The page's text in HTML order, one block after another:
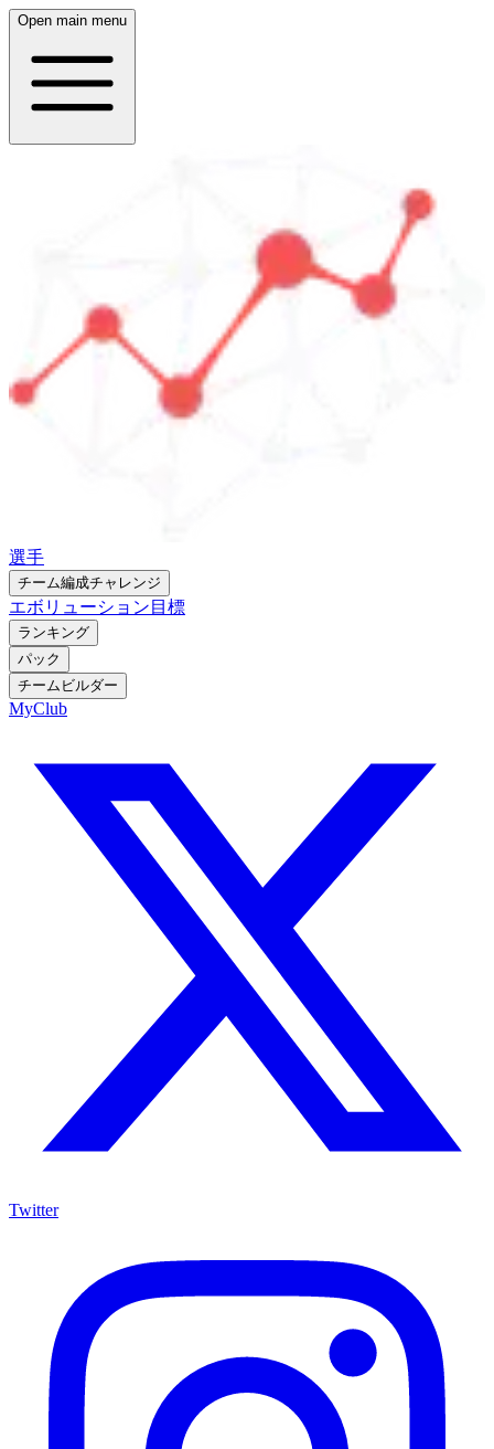
Open main menu
選手
チーム編成チャレンジ
エボリューション 目標
ランキング
パック
チームビルダー
MyClub
Twitter